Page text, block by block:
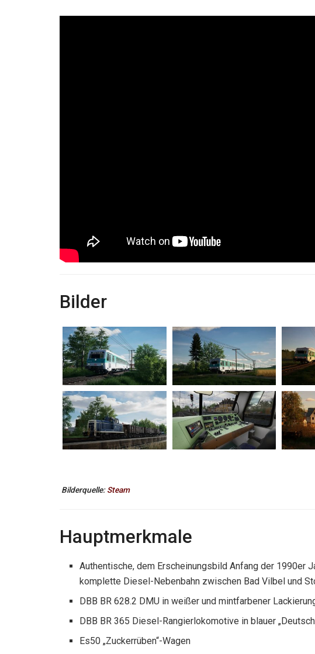
Bilder
Bilderquelle:Steam
Hauptmerkmale
Authentische, dem Erscheinungsbild Anfang der 1990er
komplette Diesel-Nebenbahn zwischen Bad Vilbel und
DBB BR 628.2 DMU in weißer und mintfarbener
DBB BR 365 Diesel-Rangierlokomotive in blauer
Es50 „Zuckerrüben“-Wagen